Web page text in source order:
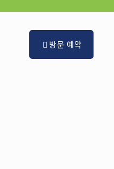
방문 예약